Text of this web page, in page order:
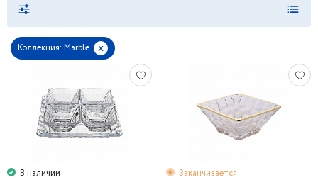
Коллекция: Marble x
В наличии
Заканчивается